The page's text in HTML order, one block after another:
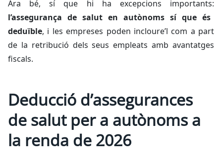
Ara bé, sí que hi ha excepcions importants:
l’assegurança de salut en autònoms sí que és
deduïble, i les empreses poden incloure’l com a part
de la retribució dels seus empleats amb avantatges
fiscals.
Deducció d’assegurances
de salut per a autònoms a
la renda de 2026